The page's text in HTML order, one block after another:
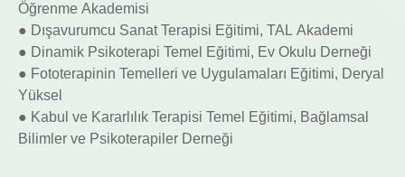
Öğrenme Akademisi
● Dışavurumcu Sanat Terapisi Eğitimi, TAL Akademi
● Dinamik Psikoterapi Temel Eğitimi, Ev Okulu Derneği
● Fototerapinin Temelleri ve Uygulamaları Eğitimi, Deryal
Yüksel
● Kabul ve Kararlılık Terapisi Temel Eğitimi, Bağlamsal
Bilimler ve Psikoterapiler Derneği